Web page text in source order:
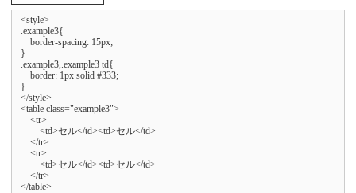
<style>
.example3{
    border-spacing: 15px;
}
.example3,.example3 td{
    border: 1px solid #333;
}
</style>
<table class="example3">
    <tr>
        <td>セル</td><td>セル</td>
    </tr>
    <tr>
        <td>セル</td><td>セル</td>
    </tr>
</table>